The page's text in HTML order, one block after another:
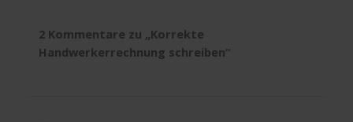
2 Kommentare zu „Korrekte
Handwerkerrechnung schreiben“